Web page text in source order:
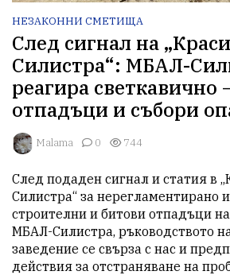
НЕЗАКОННИ СМЕТИЩА
След сигнал на
Силистра“: МБАЛ-
реагира светкавично
отпадъци и събори
Malama 0 744
След подаден сигнал и статия в
Силистра“ за нерегламентирано
строителни и битови отпадъци
МБАЛ-Силистра, ръководството
заведение се свърза с нас и
действия за отстраняване на